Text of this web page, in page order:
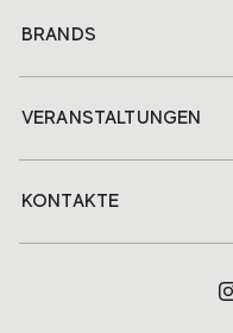
BRANDS
VERANSTALTUNGEN
KONTAKTE